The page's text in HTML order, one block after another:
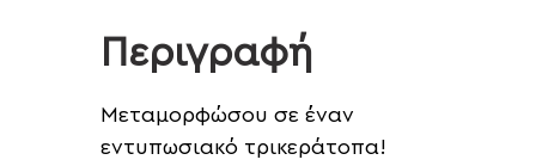
Περιγραφή
Μεταμορφώσου σε έναν
εντυπωσιακό τρικεράτοπα!